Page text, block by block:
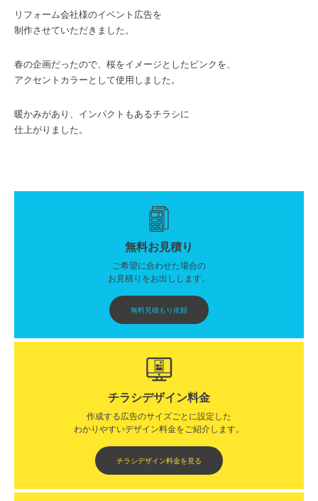
リフォーム会社様のイベント広告を
制作させていただきました。
春の企画だったので、桜をイメージとしたピンクを、
アクセントカラーとして使用しました。
暖かみがあり、インパクトもあるチラシに
仕上がりました。
無料お見積り
ご希望に合わせた場合の
お見積りをお出しします。
無料見積もり依頼
チラシデザイン料金
作成する広告のサイズごとに設定した
わかりやすいデザイン料金をご紹介します。​​
チラシデザイン料金を見る